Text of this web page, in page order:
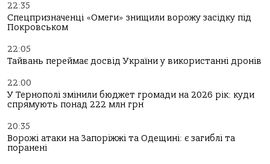
22:35
Спецпризначенці «Омеги» знищили ворожу засідку під
Покровськом
22:05
Тайвань переймає досвід України у використанні дронів
22:00
У Тернополі змінили бюджет громади на 2026 рік: куди
спрямують понад 222 млн грн
20:35
Ворожі атаки на Запоріжжі та Одещині: є загиблі та
поранені